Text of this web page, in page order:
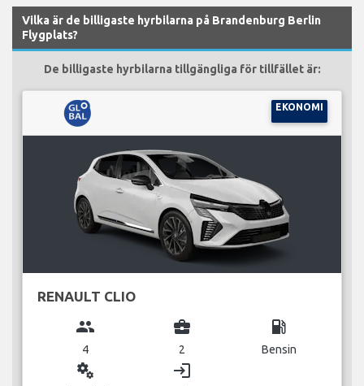
Vilka är de billigaste hyrbilarna på Brandenburg Berlin
Flygplats?
De billigaste hyrbilarna tillgängliga för tillfället är:
EKONOMI
RENAULT CLIO
group
4
business_center
2
local_gas_station
Bensin
miscellaneous_services login